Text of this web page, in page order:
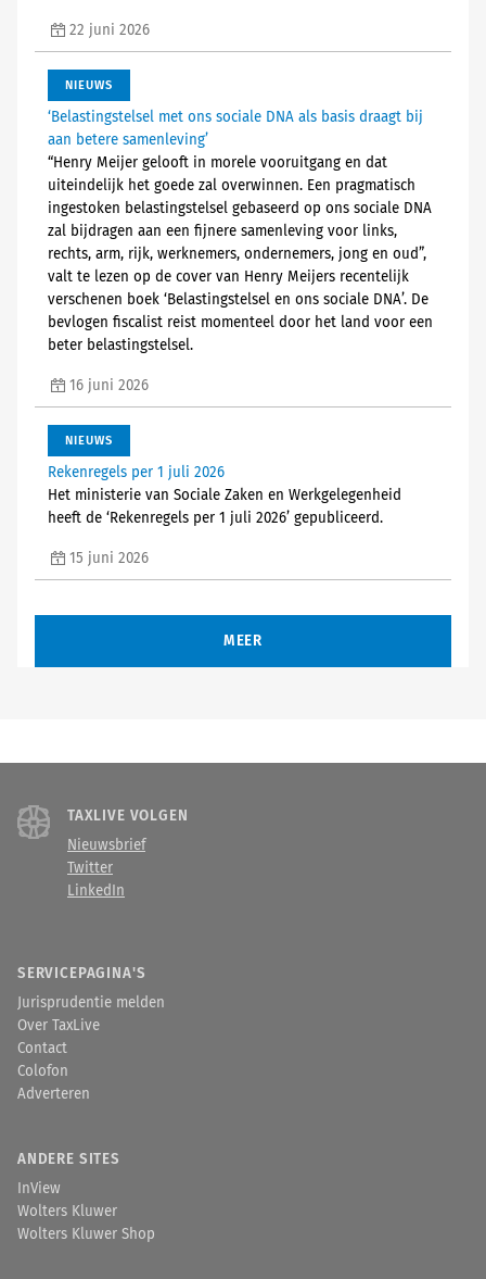
22 juni 2026
NIEUWS
‘Belastingstelsel met ons sociale DNA als basis draagt bij
aan betere samenleving’
“Henry Meijer gelooft in morele vooruitgang en dat
uiteindelijk het goede zal overwinnen. Een pragmatisch
ingestoken belastingstelsel gebaseerd op ons sociale DNA
zal bijdragen aan een fijnere samenleving voor links,
rechts, arm, rijk, werknemers, ondernemers, jong en oud”,
valt te lezen op de cover van Henry Meijers recentelijk
verschenen boek ‘Belastingstelsel en ons sociale DNA’. De
bevlogen fiscalist reist momenteel door het land voor een
beter belastingstelsel.
16 juni 2026
NIEUWS
Rekenregels per 1 juli 2026
Het ministerie van Sociale Zaken en Werkgelegenheid
heeft de ‘Rekenregels per 1 juli 2026’ gepubliceerd.
15 juni 2026
MEER
TAXLIVE VOLGEN
Nieuwsbrief
Twitter
LinkedIn
SERVICEPAGINA'S
Jurisprudentie melden
Over TaxLive
Contact
Colofon
Adverteren
ANDERE SITES
InView
Wolters Kluwer
Wolters Kluwer Shop